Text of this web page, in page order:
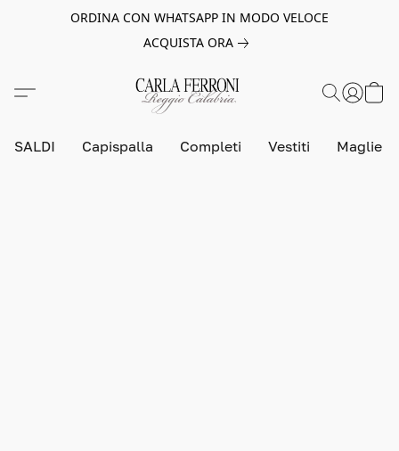
ORDINA CON WHATSAPP IN MODO VELOCE
ACQUISTA ORA
SALDI Capispalla Completi Vestiti Maglie e